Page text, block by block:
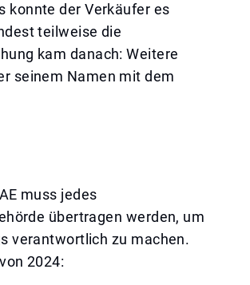
konnte der Verkäufer es
teilweise die
kam danach: Weitere
seinem Namen mit dem
muss jedes
übertragen werden, um
verantwortlich zu machen.
2024: